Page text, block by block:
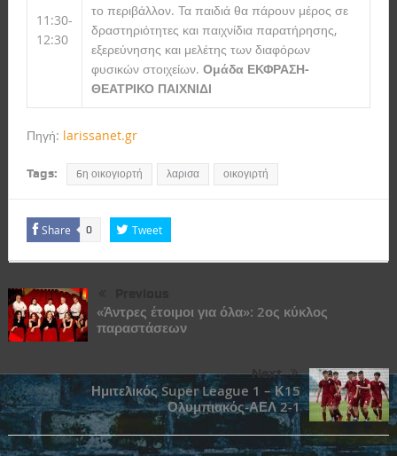
11:30-
12:30
το περιβάλλον. Τα παιδιά θα πάρουν μέρος σε
δραστηριότητες και παιχνίδια παρατήρησης,
εξερεύνησης και μελέτης των διαφόρων
φυσικών στοιχείων. Ομάδα ΕΚΦΡΑΣΗ-
ΘΕΑΤΡΙΚΟ ΠΑΙΧΝΙΔΙ
Πηγή: larissanet.gr
Tags: 6η οικογιορτή λαρισα οικογιρτή
Share 0 Tweet
«Άντρες έτοιμοι για όλα»: 2ος κύκλος
παραστάσεων
Next
Ημιτελικός Super League 1 – Κ15
Ολυμπιακός-ΑΕΛ 2-1